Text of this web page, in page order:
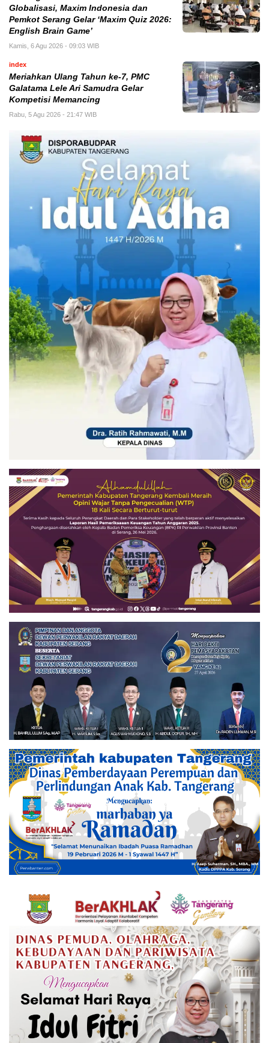
Globalisasi, Maxim Indonesia dan
Pemkot Serang Gelar ‘Maxim Quiz 2026:
English Brain Game’
Kamis, 6 Agu 2026 - 09:03 WIB
index
Meriahkan Ulang Tahun ke-7, PMC
Galatama Lele Ari Samudra Gelar
Kompetisi Memancing
Rabu, 5 Agu 2026 - 21:47 WIB